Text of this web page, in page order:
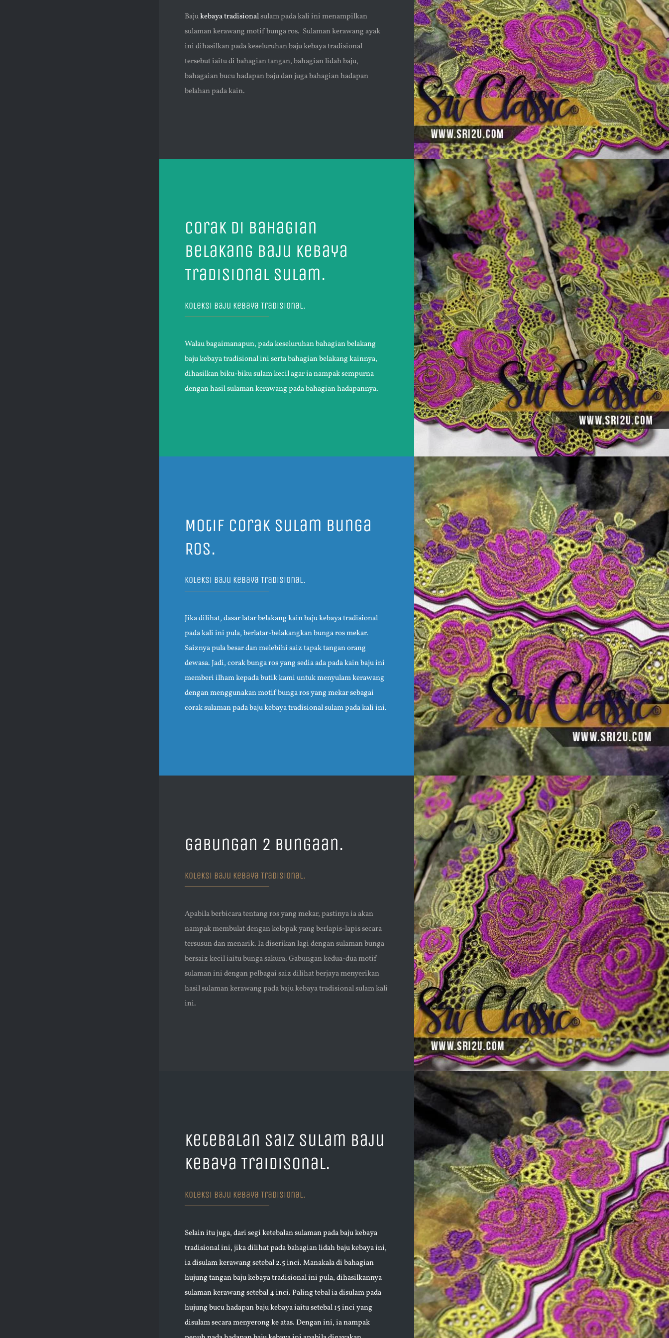
Bajukebaya tradisionalsulam pada kali ini menampilkan
sulaman kerawang motif bunga ros. Sulaman kerawang ayak
ini dihasilkan pada keseluruhan baju kebaya tradisional
tersebut iaitu di bahagian tangan, bahagian lidah baju,
bahagaian bucu hadapan baju dan juga bahagian hadapan
belahan pada kain.
Corak Di Bahagian
Belakang Baju Kebaya
Tradisional Sulam.
Koleksi Baju Kebaya Tradisional.
Walau bagaimanapun, pada keseluruhan bahagian belakang
baju kebaya tradisional ini serta bahagian belakang kainnya,
dihasilkan biku-biku sulam kecil agar ia nampak sempurna
dengan hasil sulaman kerawang pada bahagian hadapannya.
Motif Corak Sulam Bunga
Ros.
Koleksi Baju Kebaya Tradisional.
Jika dilihat, dasar latar belakang kain baju kebaya tradisional
pada kali ini pula, berlatar-belakangkan bunga ros mekar.
Saiznya pula besar dan melebihi saiz tapak tangan orang
dewasa. Jadi, corak bunga ros yang sedia ada pada kain baju ini
memberi ilham kepada butik kami untuk menyulam kerawang
dengan menggunakan motif bunga ros yang mekar sebagai
corak sulaman pada baju kebaya tradisionalsulam pada kali ini.
Gabungan 2 Bungaan.
Koleksi Baju Kebaya Tradisional.
Apabila berbicara tentang ros yang mekar, pastinya ia akan
nampak membulat dengan kelopak yang berlapis-lapis secara
tersusun dan menarik. Ia diserikan lagi dengan sulaman bunga
bersaiz kecil iaitu bunga sakura. Gabungan kedua-dua motif
sulaman ini dengan pelbagai saiz dilihat berjaya menyerikan
hasil sulaman kerawang pada baju kebaya tradisional sulam kali
ini.
Ketebalan Saiz Sulam Baju
Kebaya Traidisonal.
Koleksi Baju Kebaya Tradisional.
Selain itu juga, dari segi ketebalan sulaman pada baju kebaya
tradisional ini, jika dilihat pada bahagian lidah baju kebaya ini,
ia disulam kerawang setebal 2.5 inci. Manakala di bahagian
hujung tangan baju kebaya tradisional ini pula, dihasilkannya
sulaman kerawang setebal 4 inci. Paling tebal ia disulam pada
hujung bucu hadapan baju kebaya iaitu setebal 15 inci yang
disulam secara menyerong ke atas. Dengan ini, ia nampak